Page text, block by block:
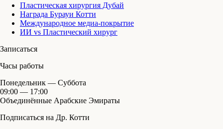
Пластическая хирургия Дубай
Награда Бурауи Котти
Международное медиа-покрытие
ИИ vs Пластический хирург
Записаться
Часы работы
Понедельник — Суббота
09:00 — 17:00
Объединённые Арабские Эмираты
Подписаться на Др. Котти